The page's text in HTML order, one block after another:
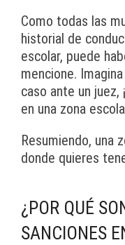
Como todas las
historial de
escolar, puede
mencione.
caso ante un juez,
en una zona
Resumiendo, una
donde quieres
¿POR QUÉ
SANCIONES